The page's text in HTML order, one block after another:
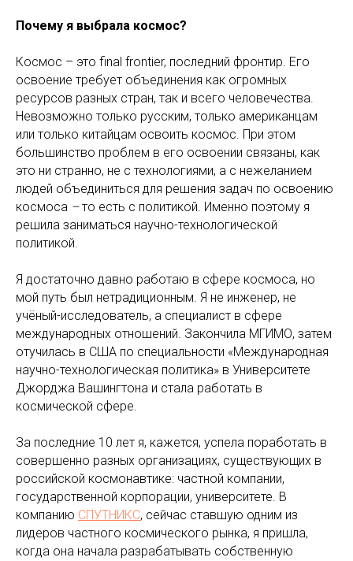
Почему я выбрала космос?
Космос – это final frontier, последний фронтир. Его
освоение требует объединения как огромных
ресурсов разных стран, так и всего человечества.
Невозможно только русским, только американцам
или только китайцам освоить космос. При этом
большинство проблем в его освоении связаны, как
это ни странно, не с технологиями, а с нежеланием
людей объединиться для решения задач по освоению
космоса –то есть с политикой. Именно поэтому я
решила заниматься научно-технологической
политикой.
Я достаточно давно работаю в сфере космоса, но
мой путь был нетрадиционным. Я не инженер, не
учёный-исследователь, а специалист в сфере
международных отношений. Закончила МГИМО, затем
отучилась в США по специальности «Международная
научно-технологическая политика» в Университете
Джорджа Вашингтона и стала работать в
космической сфере.
За последние 10 лет я, кажется, успела поработать в
совершенно разных организациях, существующих в
российской космонавтике: частной компании,
государственной корпорации, университете. В
компанию СПУТНИКС, сейчас ставшую одним из
лидеров частного космического рынка, я пришла,
когда она начала разрабатывать собственную